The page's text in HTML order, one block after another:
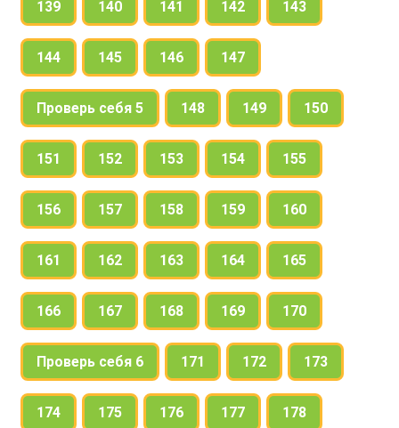
139 140 141 142 143
144 145 146 147
Проверь себя 5 148 149 150
151 152 153 154 155
156 157 158 159 160
161 162 163 164 165
166 167 168 169 170
Проверь себя 6 171 172 173
174 175 176 177 178